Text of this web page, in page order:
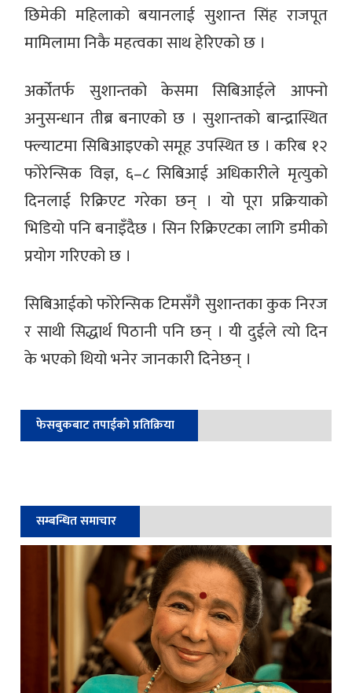
छिमेकी महिलाको बयानलाई सुशान्त सिंह राजपूत
मामिलामा निकै महत्वका साथ हेरिएको छ ।
अर्कोतर्फ सुशान्तको केसमा सिबिआईले आफ्नो
अनुसन्धान तीब्र बनाएको छ । सुशान्तको बान्द्रास्थित
फ्ल्याटमा सिबिआइएको समूह उपस्थित छ । करिब १२
फोरेन्सिक विज्ञ, ६–८ सिबिआई अधिकारीले मृत्युको
दिनलाई रिक्रिएट गरेका छन् । यो पूरा प्रक्रियाको
भिडियो पनि बनाइँदैछ । सिन रिक्रिएटका लागि डमीको
प्रयोग गरिएको छ ।
सिबिआईको फोरेन्सिक टिमसँगै सुशान्तका कुक निरज
र साथी सिद्धार्थ पिठानी पनि छन् । यी दुईले त्यो दिन
के भएको थियो भनेर जानकारी दिनेछन् ।
फेसबुकबाट तपाईको प्रतिक्रिया
सम्बन्धित समाचार